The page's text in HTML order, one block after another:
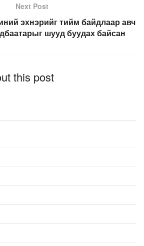
Next Post
эхнэрийг тийм байдлаар авч
шууд буудах байсан
this post